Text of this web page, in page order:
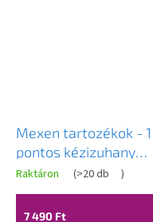
Mexen tartozékok - 1
pontos kézizuhany
készlet R-62, króm,
785625052-00
Raktáron (>20 db )
7 490 Ft